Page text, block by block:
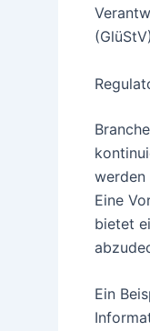
werden
Eine
bietet
Ein